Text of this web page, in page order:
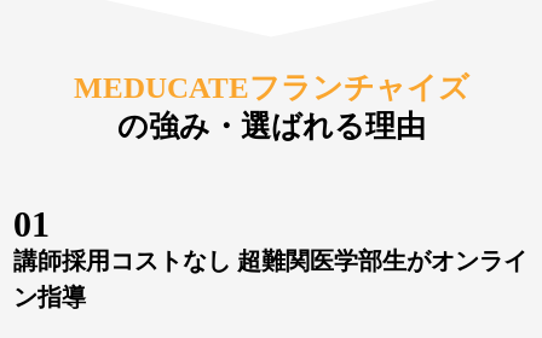
MEDUCATEフランチャイズ
の強み・選ばれる理由
01
講師採用コストなし 超難関医学部生がオンライ
ン指導